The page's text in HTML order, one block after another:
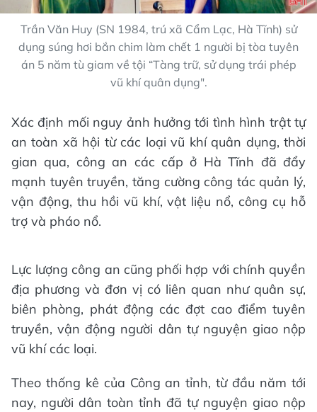
Trần Văn Huy (SN 1984, trú xã Cẩm Lạc, Hà Tĩnh) sử
dụng súng hơi bắn chim làm chết 1 người bị tòa tuyên
án 5 năm tù giam về tội “Tàng trữ, sử dụng trái phép
vũ khí quân dụng".
Xác định mối nguy ảnh hưởng tới tình hình trật tự
an toàn xã hội từ các loại vũ khí quân dụng, thời
gian qua, công an các cấp ở Hà Tĩnh đã đẩy
mạnh tuyên truyền, tăng cường công tác quản lý,
vận động, thu hồi vũ khí, vật liệu nổ, công cụ hỗ
trợ và pháo nổ.
Lực lượng công an cũng phối hợp với chính quyền
địa phương và đơn vị có liên quan như quân sự,
biên phòng, phát động các đợt cao điểm tuyên
truyền, vận động người dân tự nguyện giao nộp
vũ khí các loại.
Theo thống kê của Công an tỉnh, từ đầu năm tới
nay, người dân toàn tỉnh đã tự nguyện giao nộp